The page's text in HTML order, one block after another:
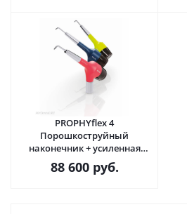
PROPHYflex 4
Порошкоструйный
наконечник + усиленная
канюля · KaVo Dental GmbH
(Германия)
88 600руб.